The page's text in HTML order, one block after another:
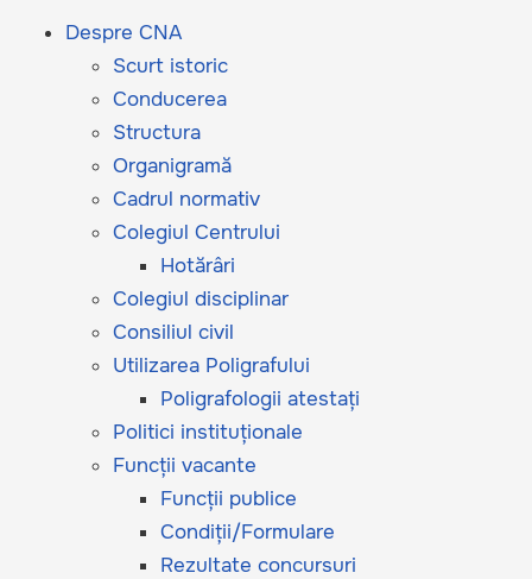
Despre CNA
Scurt istoric
Conducerea
Structura
Organigramă
Cadrul normativ
Colegiul Centrului
Hotărâri
Colegiul disciplinar
Consiliul civil
Utilizarea Poligrafului
Poligrafologii atestați
Politici instituționale
Funcții vacante
Funcții publice
Condiții/Formulare
Rezultate concursuri